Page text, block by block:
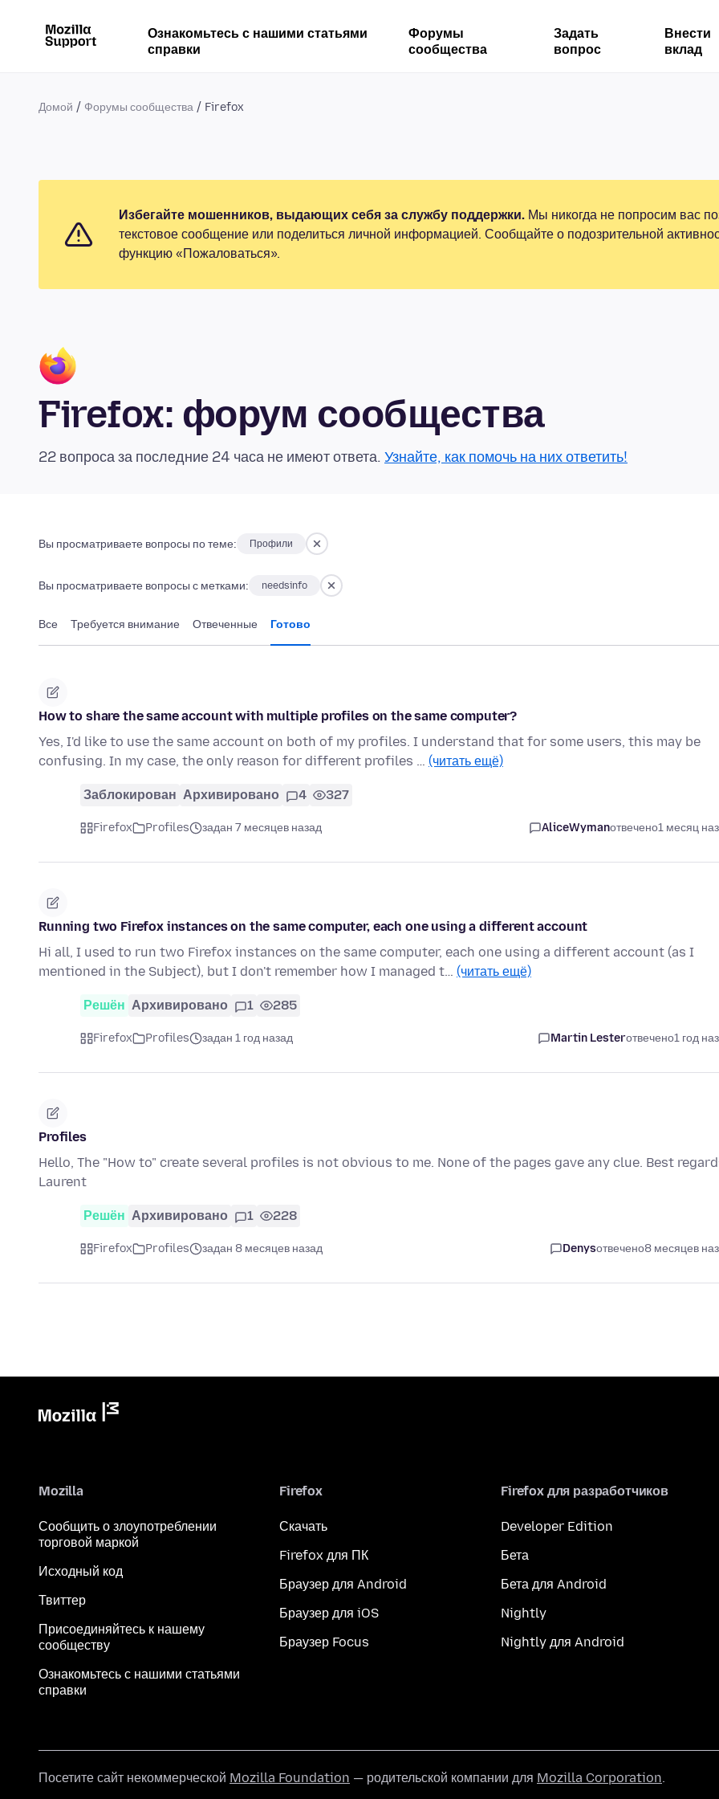
Ознакомьтесь с нашими статьями
справки
Форумы
сообщества
Задать
вопрос
Внести
вклад
Домой Форумы сообщества Firefox
Избегайте мошенников, выдающих себя за службу поддержки. Мы никогда не попросим вас
текстовое сообщение или поделиться личной информацией. Сообщайте о подозрительной
функцию «Пожаловаться».
Firefox: форум сообщества
22 вопроса за последние 24 часа не имеют ответа. Узнайте, как помочь на них ответить!
Вы просматриваете вопросы по теме: Профили
Вы просматриваете вопросы с метками: needsinfo
Все Требуется внимание Отвеченные Готово
How to share the same account with multiple profiles on the same computer?
Yes, I'd like to use the same account on both of my profiles. I understand that for some users, this may be
confusing. In my case, the only reason for different profiles … (читать ещё)
Заблокирован Архивировано 4 327
Firefox Profiles задан 7 месяцев назад AliceWymanотвечено1 месяц
Running two Firefox instances on the same computer, each one using a different account
Hi all, I used to run two Firefox instances on the same computer, each one using a different account (as I
mentioned in the Subject), but I don't remember how I managed t… (читать ещё)
Решён Архивировано 1 285
Firefox Profiles задан 1 год назад Martin Lesterотвечено1 год
Profiles
Hello, The "How to" create several profiles is not obvious to me. None of the pages gave any clue. Best
Laurent
Решён Архивировано 1 228
Firefox Profiles задан 8 месяцев назад Denysотвечено8 месяцев
Mozilla
Сообщить о злоупотреблении
торговой маркой
Исходный код
Твиттер
Присоединяйтесь к нашему
сообществу
Ознакомьтесь с нашими статьями
справки
Firefox
Скачать
Firefox для ПК
Браузер для Android
Браузер для iOS
Браузер Focus
Firefox для разработчиков
Developer Edition
Бета
Бета для Android
Nightly
Nightly для Android
Посетите сайт некоммерческой Mozilla Foundation — родительской компании для Mozilla Corporation.